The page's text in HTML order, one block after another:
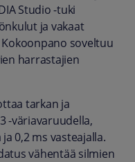
Studio -tuki
ja vakaat
soveltuu
harrastajien
tarkan ja
-väriavaruudella,
0,2 ms vasteajalla.
vähentää silmien